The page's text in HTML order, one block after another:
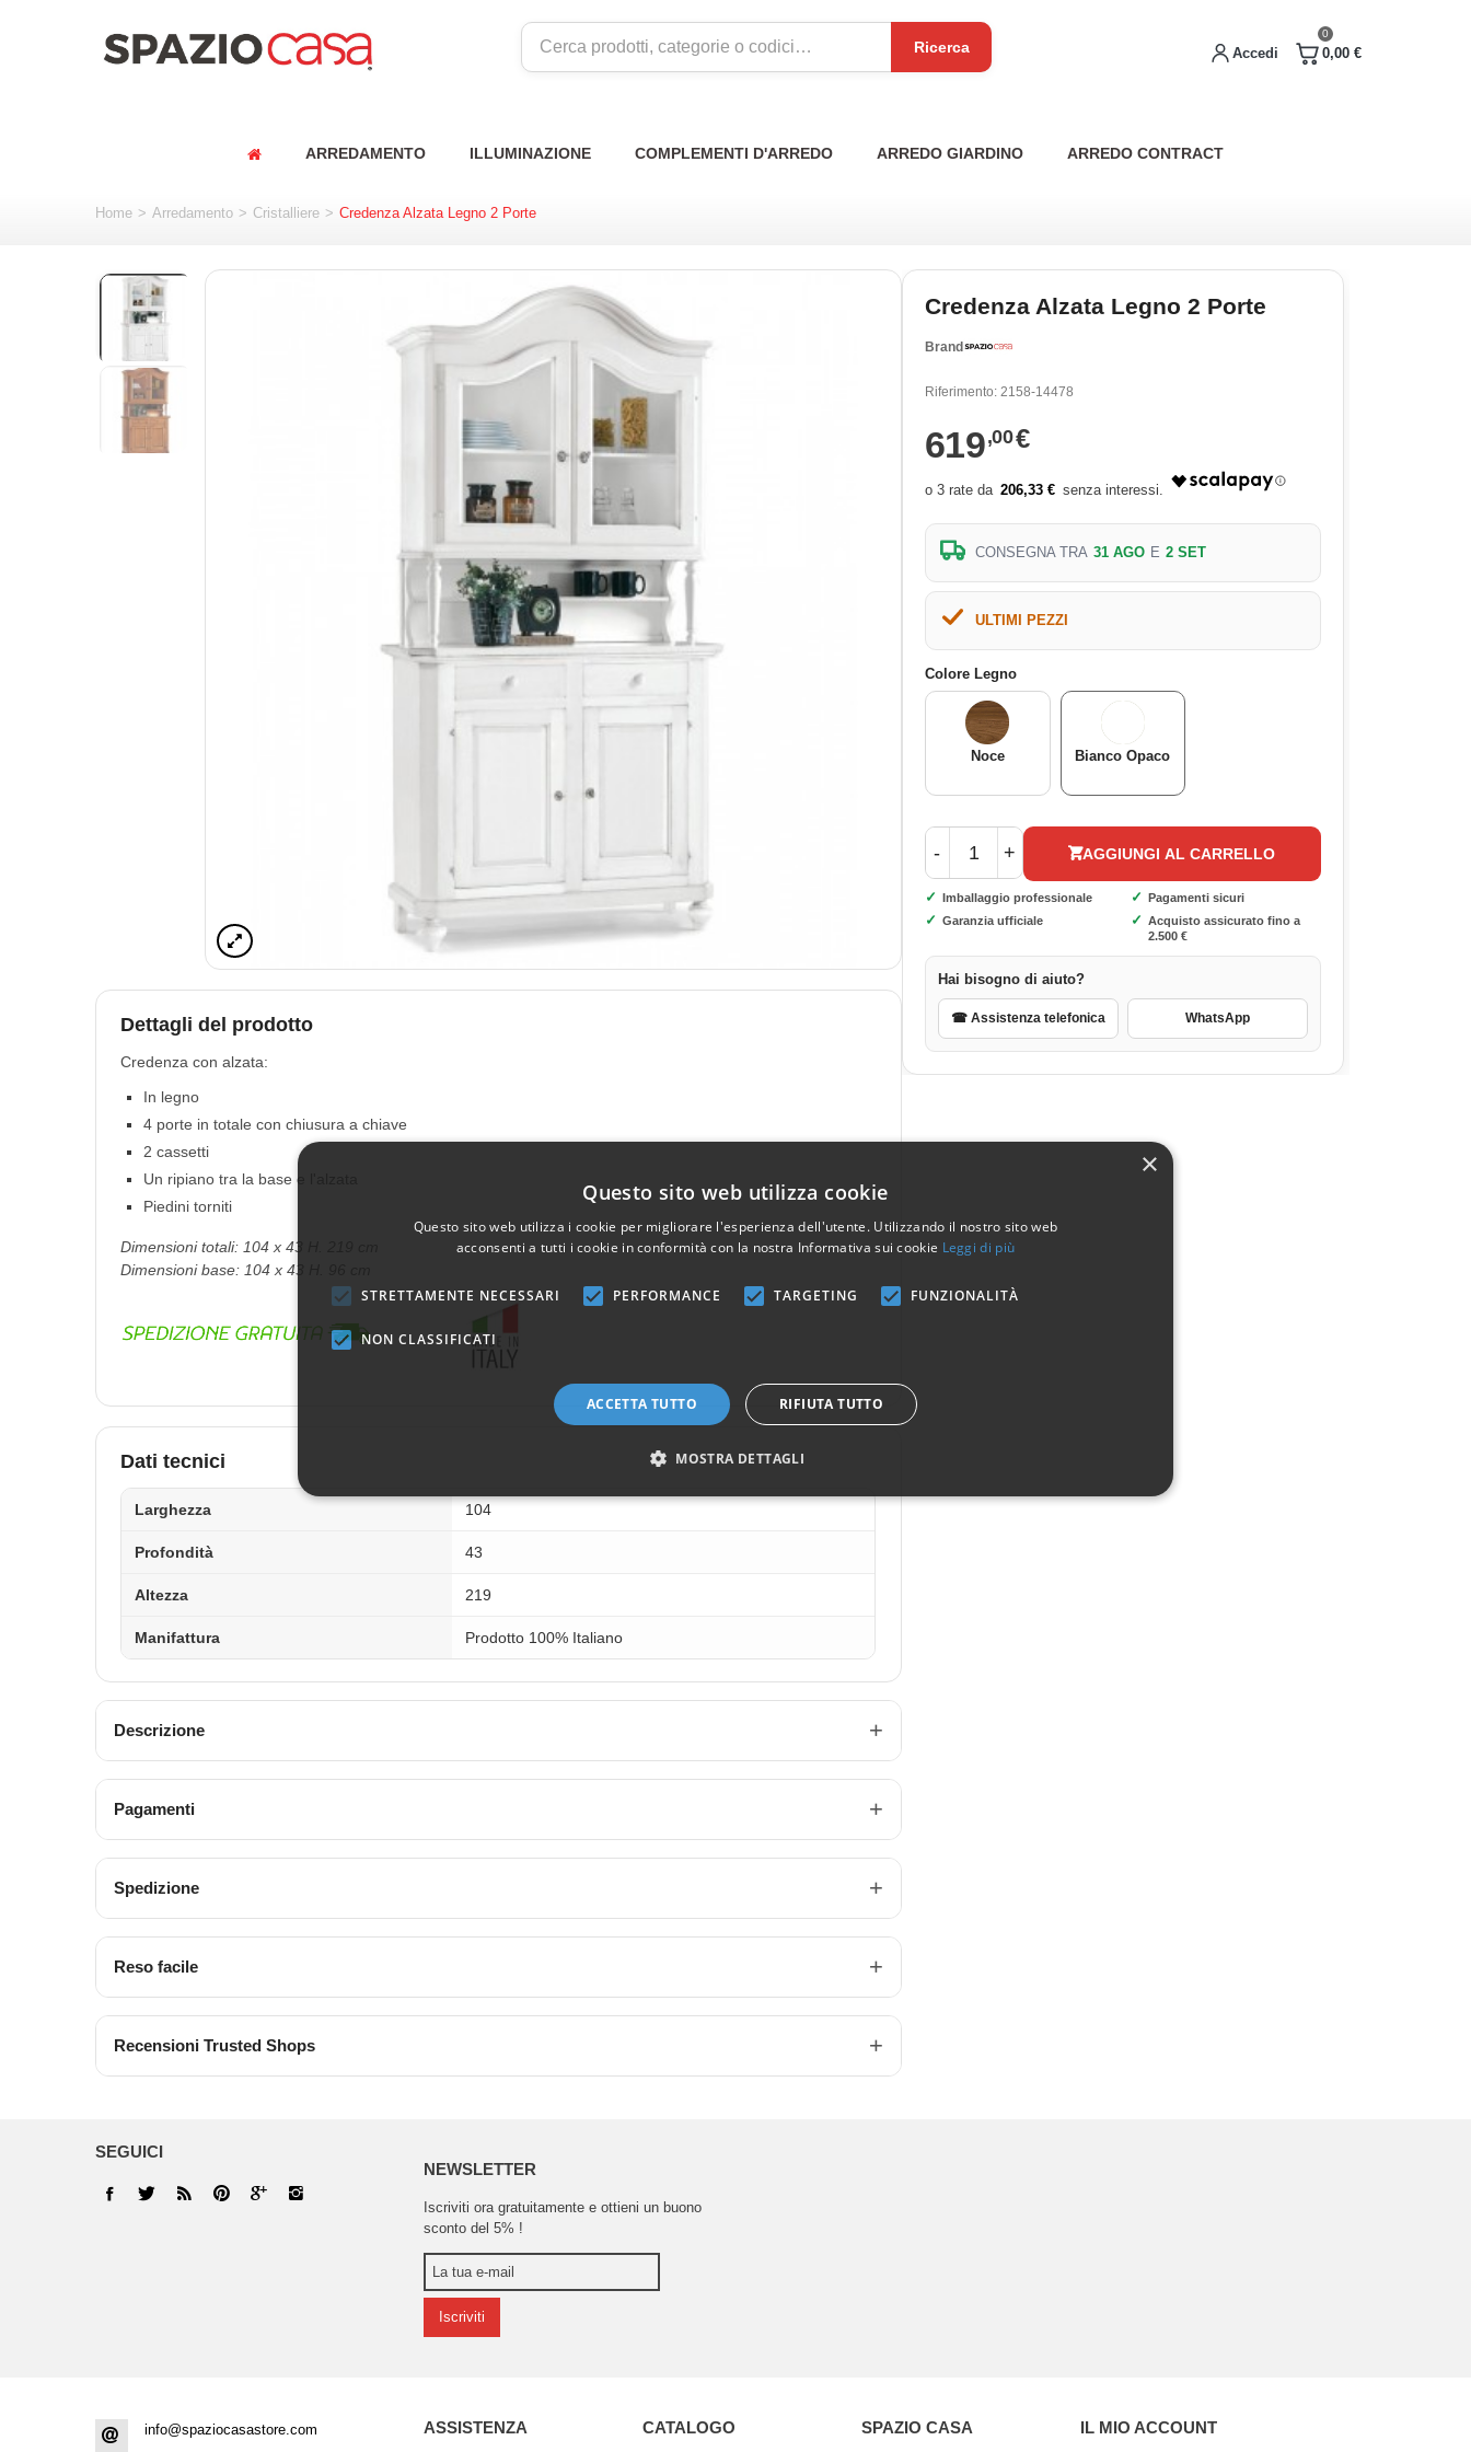
0
0,00 €
Accedi
Ricerca
ARREDAMENTO ILLUMINAZIONE COMPLEMENTI D'ARREDO ARREDO GIARDINO ARREDO CONTRACT
Home > Arredamento > Cristalliere > Credenza Alzata Legno 2 Porte
Dettagli del prodotto
Credenza con alzata:
In legno
4 porte in totale con chiusura a chiave
2 cassetti
Un ripiano tra la base e l'alzata
Piedini torniti
Dimensioni totali: 104 x 43 H. 219 cm
Dimensioni base: 104 x 43 H. 96 cm
Dati tecnici
Larghezza 104
Profondità 43
Altezza 219
Manifattura Prodotto 100% Italiano
Descrizione
Pagamenti
Spedizione
Reso facile
Recensioni Trusted Shops
Credenza Alzata Legno 2 Porte
Brand
Riferimento: 2158-14478
619,00€
206,33 €
CONSEGNA TRA 31 AGO E 2 SET
ULTIMI PEZZI
Colore Legno
Noce Bianco Opaco
- + AGGIUNGI AL CARRELLO
✓ Imballaggio professionale ✓ Pagamenti sicuri
✓ Garanzia ufficiale ✓ Acquisto assicurato fino a
2.500 €
Hai bisogno di aiuto?
☎ Assistenza telefonica WhatsApp
SEGUICI
NEWSLETTER
Iscriviti ora gratuitamente e ottieni un buono
sconto del 5% !
Iscriviti
info@spaziocasastore.com ASSISTENZA CATALOGO SPAZIO CASA IL MIO ACCOUNT
×
Questo sito web utilizza cookie
Questo sito web utilizza i cookie per migliorare l'esperienza dell'utente. Utilizzando il nostro sito web
acconsenti a tutti i cookie in conformità con la nostra Informativa sui cookie Leggi di più
STRETTAMENTE NECESSARI PERFORMANCE TARGETING FUNZIONALITÀ
NON CLASSIFICATI
ACCETTA TUTTO RIFIUTA TUTTO
MOSTRA DETTAGLI